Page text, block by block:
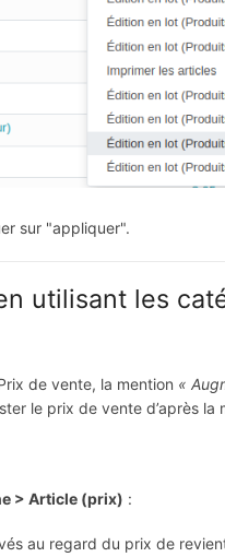
sur "appliquer".
utilisant les
de vente, la mention «
le prix de vente d’après la
> Article (prix) :
au regard du prix de